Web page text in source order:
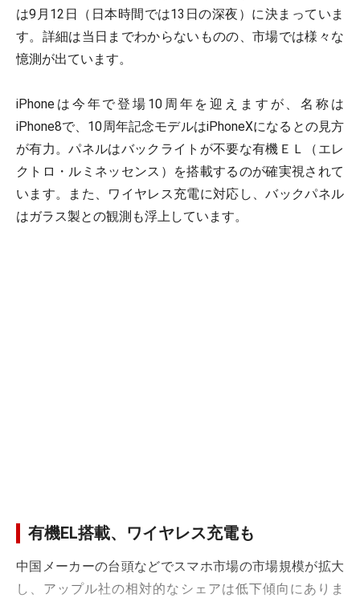
は9月12日（日本時間では13日の深夜）に決まっていま
す。詳細は当日までわからないものの、市場では様々な
憶測が出ています。
iPhoneは今年で登場10周年を迎えますが、名称は
iPhone8で、10周年記念モデルはiPhoneXになるとの見方
が有力。パネルはバックライトが不要な有機ＥＬ（エレ
クトロ・ルミネッセンス）を搭載するのが確実視されて
います。また、ワイヤレス充電に対応し、バックパネル
はガラス製との観測も浮上しています。
有機EL搭載、ワイヤレス充電も
中国メーカーの台頭などでスマホ市場の市場規模が拡大
し、アップル社の相対的なシェアは低下傾向にありま